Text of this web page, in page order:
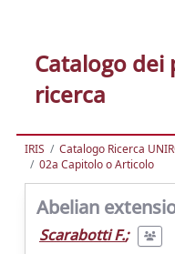
Catalogo
ricerca
IRIS Catalogo Ricerca
02a Capitolo o Articolo
Abelian
Scarabotti F.;